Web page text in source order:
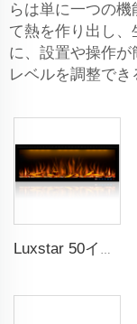
らは単に一つの
て熱を作り出し
に、設置や操作が
レベルを調整でき
Luxstar 50インチ LCDスマートリモコン付き装飾暖炉